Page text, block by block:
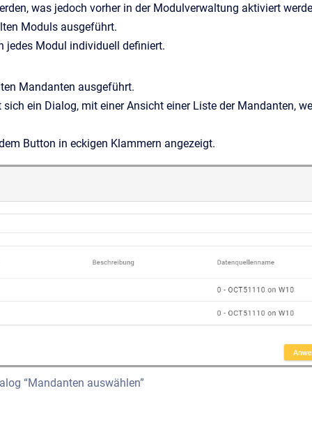
was jedoch vorher in der Modulverwaltung aktiviert
Moduls ausgeführt.
jedes Modul individuell definiert.
Mandanten ausgeführt.
ein Dialog, mit einer Ansicht einer Liste der Mandanten,
Button in eckigen Klammern angezeigt.
“Mandanten auswählen”